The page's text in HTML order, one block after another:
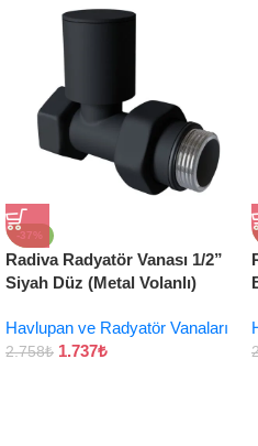
-37%
Radiva Radyatör Vanası 1/2”
Siyah Düz (Metal Volanlı)
Havlupan ve Radyatör Vanaları
2.758₺ 1.737₺